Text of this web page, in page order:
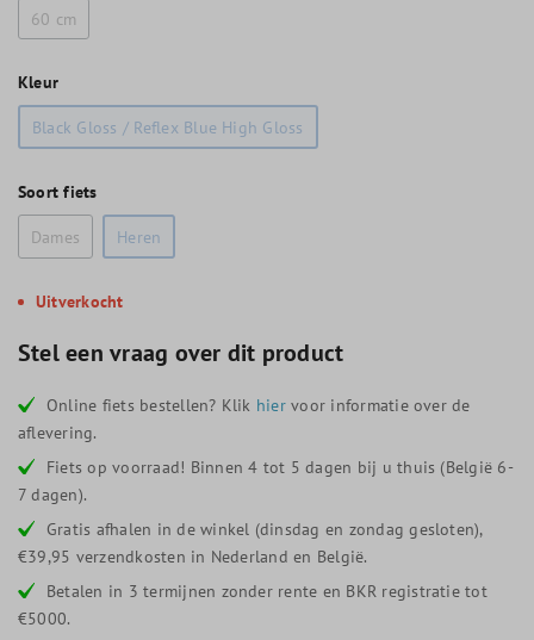
60 cm
Kleur
Black Gloss / Reflex Blue High Gloss
Soort fiets
Dames
Heren
Uitverkocht
Stel een vraag over dit product
Online fiets bestellen? Klik hiervoor informatie over de
aflevering.
Fiets op voorraad! Binnen 4 tot 5 dagen bij u thuis (België 6-
7 dagen).
Gratis afhalen in de winkel (dinsdag en zondag gesloten),
€39,95 verzendkosten in Nederland en België.
Betalen in 3 termijnen zonder rente en BKR registratie tot
€5000.